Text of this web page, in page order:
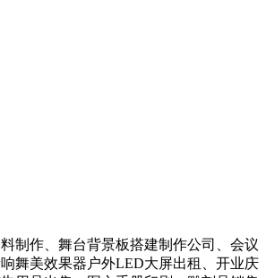
制作、舞台背景板搭建制作公司、会议
舞美效果器户外LED大屏出租、开业庆